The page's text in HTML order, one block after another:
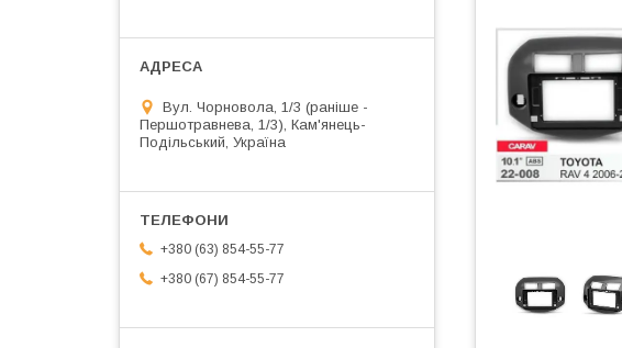
Вул. Чорновола, 1/3 (раніше -
Першотравнева, 1/3), Кам'янець-
Подільський, Україна
+380 (63) 854-55-77
+380 (67) 854-55-77